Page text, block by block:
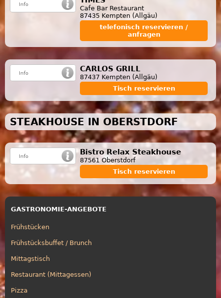
Cafe Bar Restaurant
87435 Kempten (Allgäu)
telefonisch reservieren /
anfragen
CARLOS GRILL
87437 Kempten (Allgäu)
Tisch reservieren
STEAKHOUSE IN OBERSTDORF
Bistro Relax Steakhouse
87561 Oberstdorf
Tisch reservieren
GASTRONOMIE-ANGEBOTE
Frühstücken
Frühstücksbuffet / Brunch
Mittagstisch
Restaurant (Mittagessen)
Pizza